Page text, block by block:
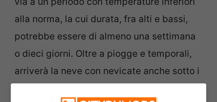
alla norma, la cui durata, fra alti e bassi,
potrebbe essere di almeno una settimana
o dieci giorni. Oltre a piogge e temporali,
arriverà la neve con nevicate anche sotto i